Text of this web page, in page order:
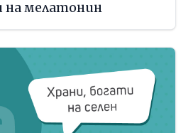
на мелатонин